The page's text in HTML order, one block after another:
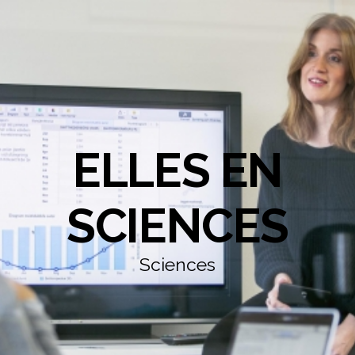
ELLES EN
SCIENCES
Sciences